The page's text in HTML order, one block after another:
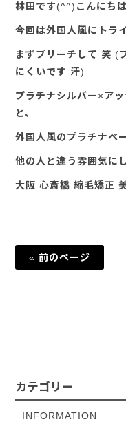
林田です(^^)こんにち
今回は外国人風にトラ
まずブリーチして 笑 (
にくいです 汗)
プラチナシルバー×ア
と、
外国人風のプラチナベ
他の人と違う雰囲気に
大阪 心斎橋 縮毛矯正
« 前のページ
カテゴリー
INFORMATION